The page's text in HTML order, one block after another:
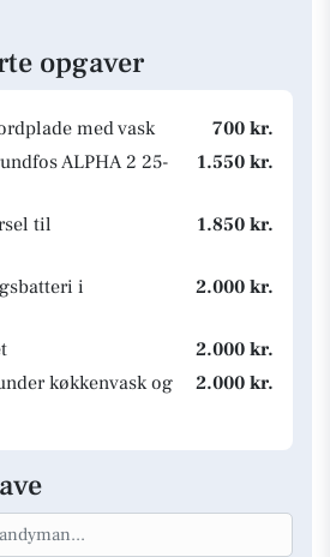
opgaver
med vask
700 kr.
ALPHA 2 25-
1.550 kr.
til
1.850 kr.
i
2.000 kr.
2.000 kr.
køkkenvask og
2.000 kr.